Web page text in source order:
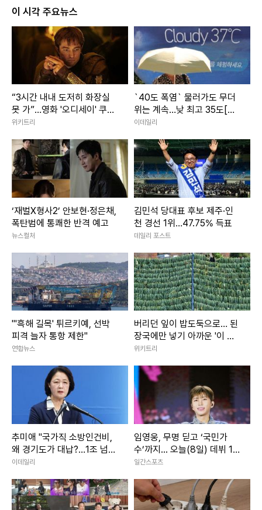
이 시각 주요뉴스
“3시간 내내 도저히 화장실
못 가”…영화 '오디세이' 쿠키
영상·평점·논란 총정리
위키트리
`40도 폭염` 물러가도 무더
위는 계속…낮 최고 35도[내
일날씨]
이데일리
‘재벌X형사2’ 안보현·정은채,
폭탄범에 통쾌한 반격 예고
뉴스컬처
김민석 당대표 후보 제주·인
천 경선 1위…47.75% 득표
데일리 포스트
"'흑해 길목' 튀르키예, 선박
피격 늘자 통항 제한"
연합뉴스
버리던 잎이 밥도둑으로… 된
장국에만 넣기 아까운 '이 나
물'
위키트리
추미애 "국가직 소방인건비,
왜 경기도가 대납?…1조 넘
어"
이데일리
임영웅, 무명 딛고 ‘국민가
수’까지... 오늘(8일) 데뷔 10
주년
일간스포츠